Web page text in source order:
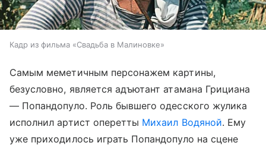
Кадр из фильма «Свадьба в Малиновке»
Самым меметичным персонажем картины,
безусловно, является адъютант атамана Грициана
— Попандопуло. Роль бывшего одесского жулика
исполнил артист оперетты Михаил Водяной. Ему
уже приходилось играть Попандопуло на сцене